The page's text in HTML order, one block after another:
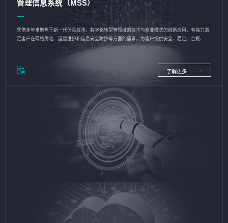
管理信息系统（MSS）
凭借多年来聚焦于新一代信息技术、数字化转型等领域的技术与商业模式的创新应用，有能力满
足客户在网络优化、运营维护和信息安全防护等方面的需求，为客户提供安全、稳定、合规、持
了解更多